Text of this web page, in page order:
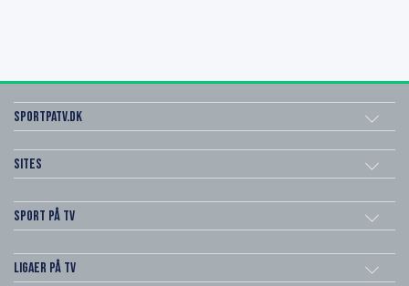
SportPaTV.dk
Sites
Sport på TV
Ligaer på TV